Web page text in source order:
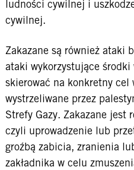
ludności cywilnej i
cywilnej.
Zakazane są również ataki
ataki wykorzystujące
skierować na konkretny
wystrzeliwane przez
Strefy Gazy. Zakazane jest
czyli uprowadzenie lub
groźbą zabicia, zranienia
zakładnika w celu